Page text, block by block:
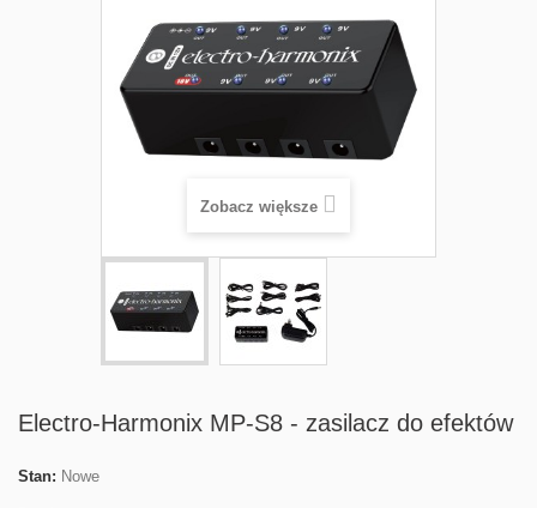
Zobacz większe
Electro-Harmonix MP-S8 - zasilacz do efektów
Stan: Nowe